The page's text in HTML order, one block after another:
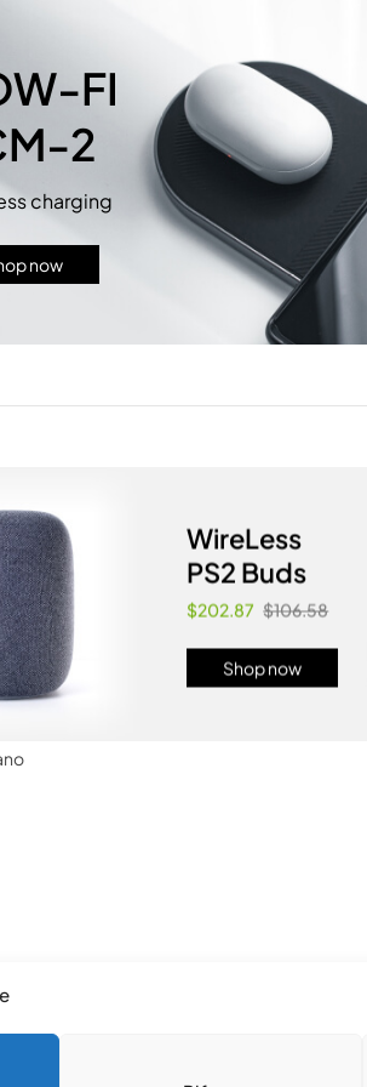
FI
2
charging
now
WireLess
PS2 Buds
$202.87 $106.58
Shop now